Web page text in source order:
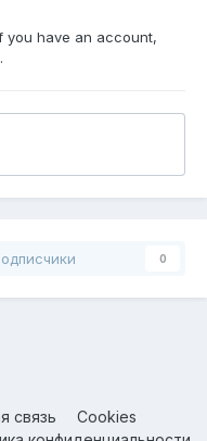
you have an account,
0
связь
Cookies